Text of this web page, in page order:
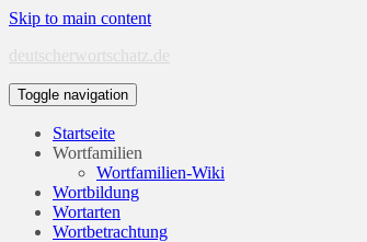
Skip to main content
deutscherwortschatz.de
Toggle navigation
Startseite
Wortfamilien
Wortfamilien-Wiki
Wortbildung
Wortarten
Wortbetrachtung